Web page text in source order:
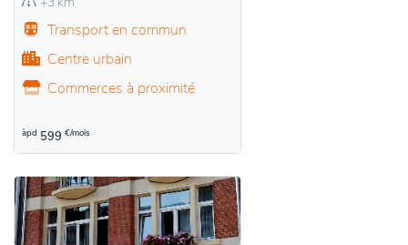
Transport en commun
Centre urbain
Commerces à proximité
àpd 599 €/mois